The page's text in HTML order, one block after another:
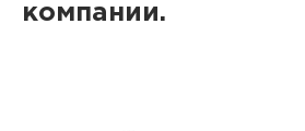
компании.